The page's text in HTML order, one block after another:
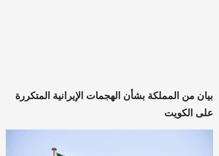
بيان من المملكة بشأن الهجمات الإيرانية المتكررة
على الكويت